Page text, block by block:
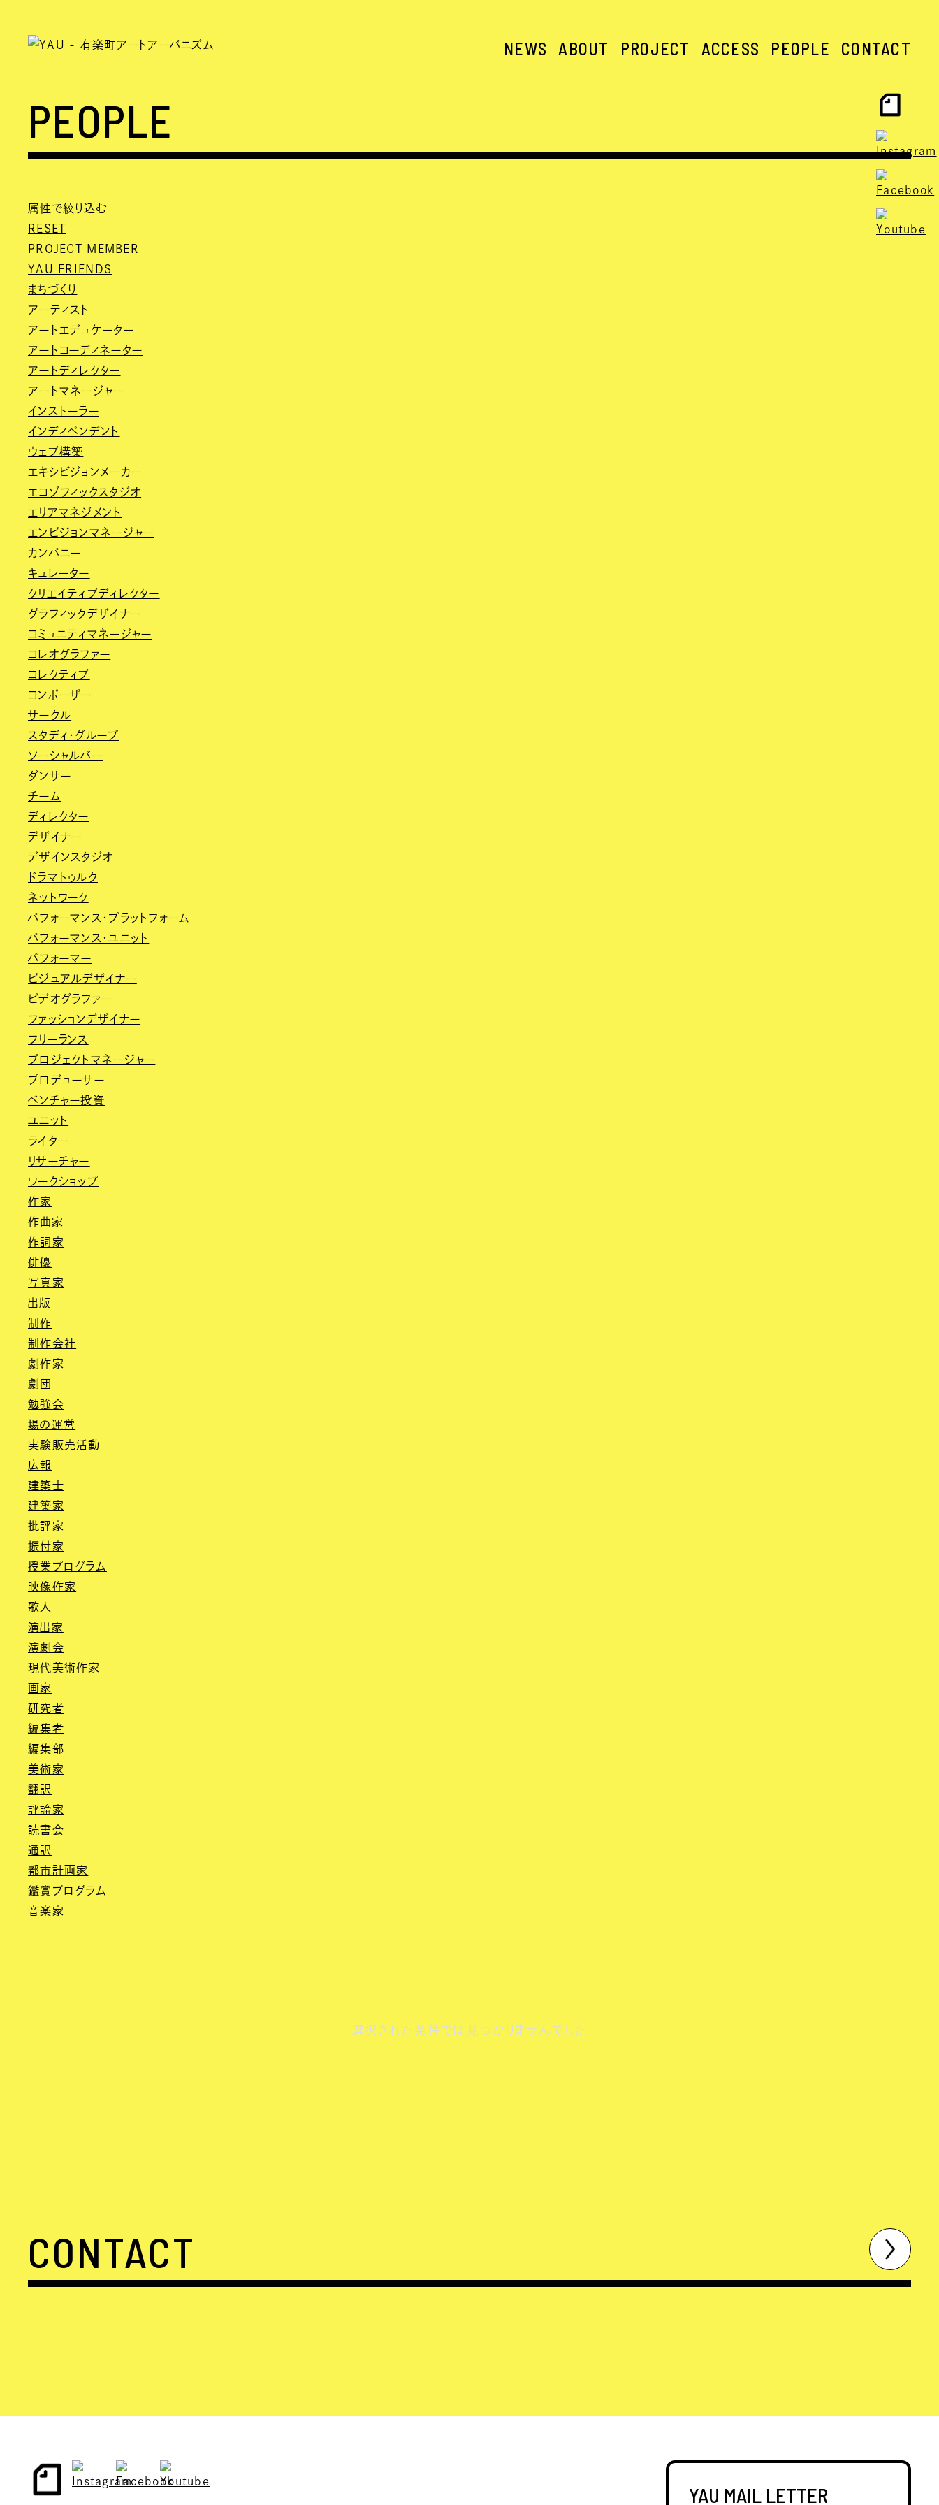
NEWS ABOUT PROJECT ACCESS PEOPLE CONTACT
PEOPLE
属性で絞り込む
RESET
PROJECT MEMBER
YAU FRIENDS
まちづくり
アーティスト
アートエデュケーター
アートコーディネーター
アートディレクター
アートマネージャー
インストーラー
インディペンデント
ウェブ構築
エキシビジョンメーカー
エコゾフィックスタジオ
エリアマネジメント
エンビジョンマネージャー
カンパニー
キュレーター
クリエイティブディレクター
グラフィックデザイナー
コミュニティマネージャー
コレオグラファー
コレクティブ
コンポーザー
サークル
スタディ・グループ
ソーシャルバー
ダンサー
チーム
ディレクター
デザイナー
デザインスタジオ
ドラマトゥルク
ネットワーク
パフォーマンス・プラットフォーム
パフォーマンス・ユニット
パフォーマー
ビジュアルデザイナー
ビデオグラファー
ファッションデザイナー
フリーランス
プロジェクトマネージャー
プロデューサー
ベンチャー投資
ユニット
ライター
リサーチャー
ワークショップ
作家
作曲家
作詞家
俳優
写真家
出版
制作
制作会社
劇作家
劇団
勉強会
場の運営
実験販売活動
広報
建築士
建築家
批評家
振付家
授業プログラム
映像作家
歌人
演出家
演劇会
現代美術作家
画家
研究者
編集者
編集部
美術家
翻訳
評論家
読書会
通訳
都市計画家
鑑賞プログラム
音楽家
選択された条件では見つかりませんでした
CONTACT
YAU MAIL LETTER